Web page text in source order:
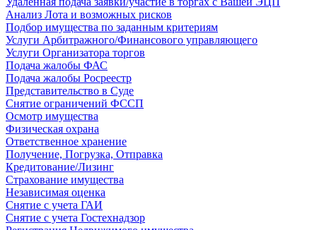
Анализ Лота и возможных рисков
Подбор имущества по заданным критериям
Услуги Арбитражного/Финансового управляющего
Услуги Организатора торгов
Подача жалобы ФАС
Подача жалобы Росреестр
Представительство в Суде
Снятие ограничений ФССП
Осмотр имущества
Физическая охрана
Ответственное хранение
Получение, Погрузка, Отправка
Кредитование/Лизинг
Страхование имущества
Независимая оценка
Снятие с учета ГАИ
Снятие с учета Гостехнадзор